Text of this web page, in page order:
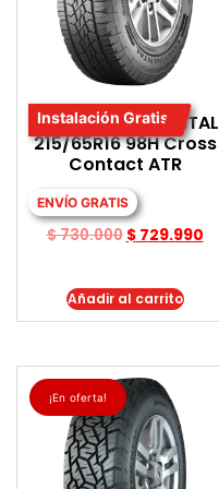
Instalación Gratis
LLANTA CONTINENTAL
215/65R16 98H Cross
Contact ATR
ENVÍO GRATIS
$730.000 $729.990
Añadir al carrito
¡En oferta!